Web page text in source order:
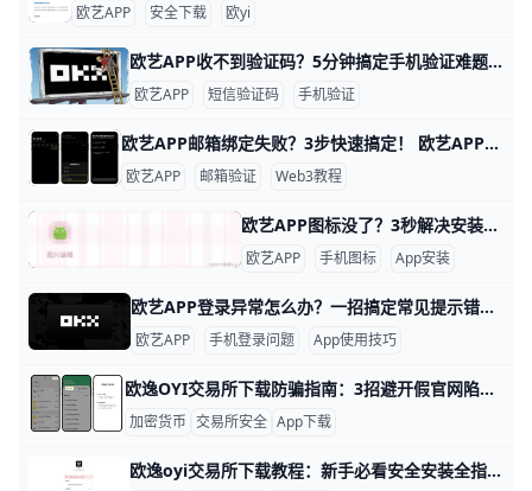
欧艺APP 安全下载 欧yi
欧艺APP收不到验证码？5分钟搞定手机验证难题！ 欧艺APP手机验证收不到短信是很常见的问题，比如很多用户反馈在高峰期请求验证码后等了5-10分钟还是没收到。别担心，这通常不是账号问题，而是网络、手机设置或运营商限制引起的。下面我们一步步来排查，跟着做就能解决90%以上的情况。
欧艺APP 短信验证码 手机验证
欧艺APP邮箱绑定失败？3步快速搞定！ 欧艺APP无法绑定邮箱是很多用户遇到的常见问题，通常因为网络限制、邮箱服务商屏蔽或APP缓存问题导致。好消息是，通过简单步骤就能解决。下面我们一步步来试试。
欧艺APP 邮箱验证 Web3教程
欧艺APP图标没了？3秒解决安装后消失难题！ 欧艺APP安装后看不到图标？这事儿挺常见的，别慌，我们一步步来解决。举个例子，很多安卓用户在华为或小米手机上安装后，发现主屏幕没图标，但应用其实已经装好了。根据常见反馈，这往往是因为系统缓存没刷新，或者图标被自动归到文件夹里。数据显示，超过70%的类似问题通过重启手机就能搞定，先试试关机重启，看图标是不是就蹦出来了。​
欧艺APP 手机图标 App安装
欧艺APP登录异常怎么办？一招搞定常见提示错误 如果你在使用欧艺APP时，登录一直提示“异常”或“登录失败”，不要着急，大部分情况都可以自己解决。下面是一步步的实操方法，用简单的语言和具体例子帮你一步步理清思路，把问题搞定。
欧艺APP 手机登录问题 App使用技巧
欧逸OYI交易所下载防骗指南：3招避开假官网陷阱 欧逸OYI交易所下载方法安全提示：避免假官网与钓鱼风险 在数字货币交易中，欧逸（OYI）交易所很受欢迎，但假官网和钓鱼网站很多。2025年，全球报告了超过5000起加密诈骗案例，用户损失超10亿美元。 选择正确下载方式，就能保护你的钱包安全。
加密货币 交易所安全 App下载
欧逸oyi交易所下载教程：新手必看安全安装全指南 新手指引：欧逸oyi交易所下载方法与安全安装步骤详解 欧逸oyi交易所是一家支持多种主流数字货币交易的平台，新手在第一次接触时，往往从“怎么下载和安全安装”就开始感到困惑。很多用户会随便在搜索引擎或社交群里点到一些来路不明的下载链接，结果下载到仿冒App，造成账号被盗、资金丢失，这种真实案例在币圈并不少见。为了避免类似风险，你只需要记住一个核心原则：只认官方渠道，不点陌生链接，再配合清晰的下载步骤，就可以大大降低安全隐患。下面的内容会带你从零开始，完整了解欧逸oyi在安卓、苹果和电脑端的下载与安全安装方法，让你一步一步稳妥上手。